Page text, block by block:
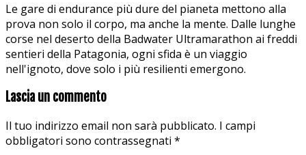
Le gare di endurance più dure del pianeta mettono alla
prova non solo il corpo, ma anche la mente. Dalle lunghe
corse nel deserto della Badwater Ultramarathon ai freddi
sentieri della Patagonia, ogni sfida è un viaggio
nell'ignoto, dove solo i più resilienti emergono.
Lascia un commento
Il tuo indirizzo email non sarà pubblicato. I campi
obbligatori sono contrassegnati *